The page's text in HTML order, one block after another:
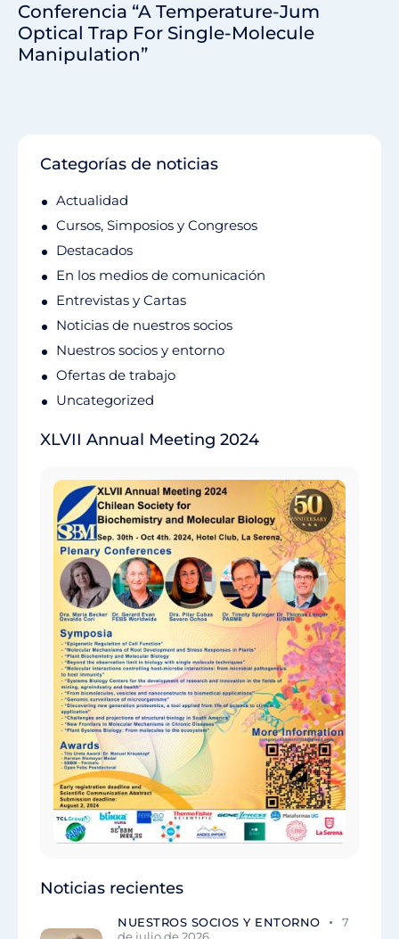
Conferencia “A Temperature-Jum
Optical Trap For Single-Molecule
Manipulation”
Categorías de noticias
Actualidad
Cursos, Simposios y Congresos
Destacados
En los medios de comunicación
Entrevistas y Cartas
Noticias de nuestros socios
Nuestros socios y entorno
Ofertas de trabajo
Uncategorized
XLVII Annual Meeting 2024
Noticias recientes
NUESTROS SOCIOS Y ENTORNO
7